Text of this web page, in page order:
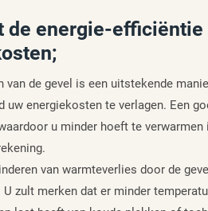
de energie-
van de gevel is een uitstekende
uw energiekosten te verlagen. Een
u minder hoeft te
van warmteverlies door de
zult merken dat er minder